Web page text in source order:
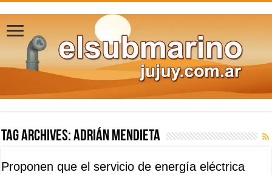
Tag Archives:Adrián Mendieta
Proponen que el servicio de energía eléctrica